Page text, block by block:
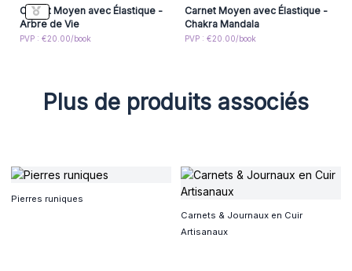
Carnet Moyen avec Élastique -
Arbre de Vie
PVP : €20.00/book
Carnet Moyen avec Élastique -
Chakra Mandala
PVP : €20.00/book
Plus de produits associés
Pierres runiques
Carnets & Journaux en Cuir
Artisanaux